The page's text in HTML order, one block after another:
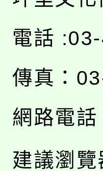
電話
傳真：
網路電
建議瀏